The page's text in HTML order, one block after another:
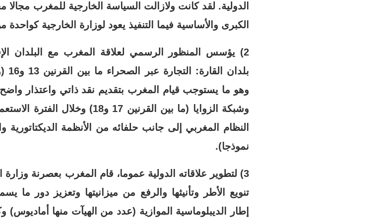
الدولية. لقد كانت ولازالت السياسة الخارجية للمغرب
الكبرى والأساسية فيما التنفيذ يعود لوزارة الخارجية
2) يؤسس المنظور الرسمي لعلاقة المغرب مع البلدان
وشبكة الزوايا (ما بين القرنين 17
النظام المغربي إلى جانب حلفائه من الأنظمة الديكتاتورية
نموذجا).
3) لتطوير علاقاته الدولية عموما، قام المغرب بعصرنة
تنويع الأطر وتأنيثها والرفع من ميزانيتها وتعزيز دور
إطار الديبلوماسية الموازية (عدد من الهيآت منها